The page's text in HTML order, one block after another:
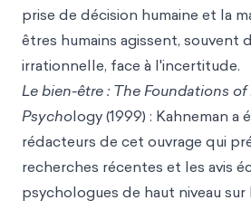
prise de décision humaine et la
êtres humains agissent, souvent
irrationnelle, face à l'incertitude.
Le bien-être : The Foundations
Psychology (1999) : Kahneman a
rédacteurs de cet ouvrage qui
recherches récentes et les avis
psychologues de haut niveau